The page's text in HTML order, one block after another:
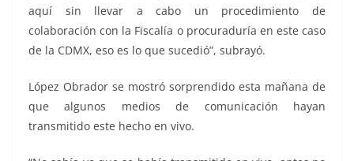
aquí sin llevar a cabo un procedimiento de
colaboración con la Fiscalía o procuraduría en este caso
de la CDMX, eso es lo que sucedió”, subrayó.
López Obrador se mostró sorprendido esta mañana de
que algunos medios de comunicación hayan
transmitido este hecho en vivo.